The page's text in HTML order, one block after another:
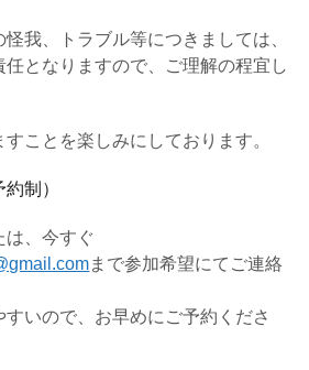
我、トラブル等につきましては、
となりますので、ご理解の程宜し
ことを楽しみにしております。
制）
は、今すぐ
まで参加希望にてご連絡
すいので、お早めにご予約くださ